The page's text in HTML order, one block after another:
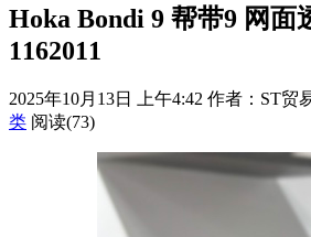
Hoka Bondi 9 帮带9 网面
1162011
2025年10月13日 上午4:42 作者：ST贸
类 阅读(73)